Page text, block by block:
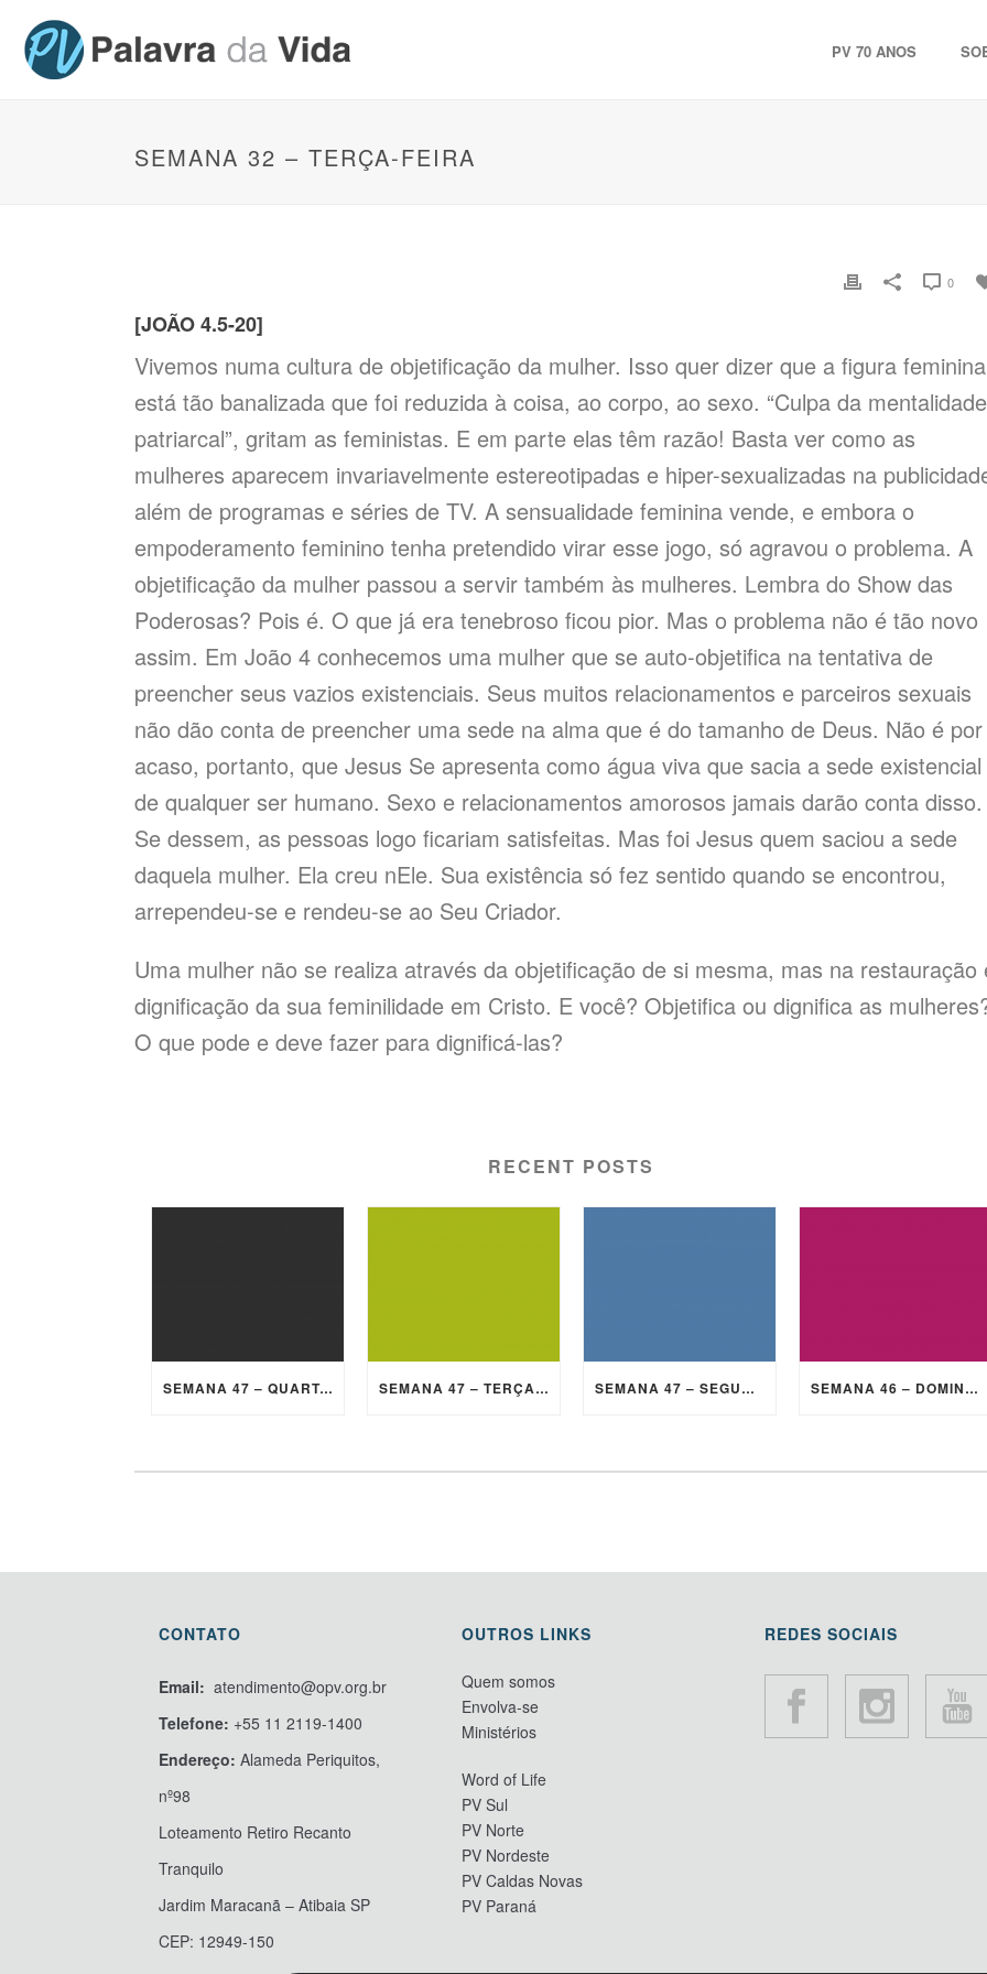
PV 70 ANOS
SEMANA 32 – TERÇA-FEIRA
0
[JOÃO 4.5-20]
Vivemos numa cultura de objetificação da mulher. Isso quer dizer que a figura feminina
está tão banalizada que foi reduzida à coisa, ao corpo, ao sexo. “Culpa da mentalidade
patriarcal”, gritam as feministas. E em parte elas têm razão! Basta ver como as
mulheres aparecem invariavelmente estereotipadas e hiper-sexualizadas na
além de programas e séries de TV. A sensualidade feminina vende, e embora o
empoderamento feminino tenha pretendido virar esse jogo, só agravou o problema. A
objetificação da mulher passou a servir também às mulheres. Lembra do Show das
Poderosas? Pois é. O que já era tenebroso ficou pior. Mas o problema não é tão novo
assim. Em João 4 conhecemos uma mulher que se auto-objetifica na tentativa de
preencher seus vazios existenciais. Seus muitos relacionamentos e parceiros sexuais
não dão conta de preencher uma sede na alma que é do tamanho de Deus. Não é por
acaso, portanto, que Jesus Se apresenta como água viva que sacia a sede existencial
de qualquer ser humano. Sexo e relacionamentos amorosos jamais darão conta disso.
Se dessem, as pessoas logo ficariam satisfeitas. Mas foi Jesus quem saciou a sede
daquela mulher. Ela creu nEle. Sua existência só fez sentido quando se encontrou,
arrependeu-se e rendeu-se ao Seu Criador.
Uma mulher não se realiza através da objetificação de si mesma, mas na restauração
dignificação da sua feminilidade em Cristo. E você? Objetifica ou dignifica as
O que pode e deve fazer para dignificá-las?
RECENT POSTS
SEMANA 47 – QUARTA-FEIRA SEMANA 47 – TERÇA-FEIRA SEMANA 47 – SEGUNDA-FEIRA SEMANA 46 – DOMINGO
CONTATO
Email: atendimento@opv.org.br
Telefone: +55 11 2119-1400
Endereço: Alameda Periquitos,
nº98
Loteamento Retiro Recanto
Tranquilo
Jardim Maracanã – Atibaia SP
CEP: 12949-150
OUTROS LINKS
Quem somos
Envolva-se
Ministérios
Word of Life
PV Sul
PV Norte
PV Nordeste
PV Caldas Novas
PV Paraná
REDES SOCIAIS